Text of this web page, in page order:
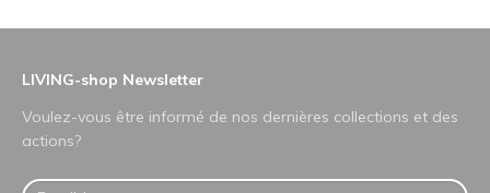
LIVING-shop Newsletter
Voulez-vous être informé de nos dernières collections et des
actions?